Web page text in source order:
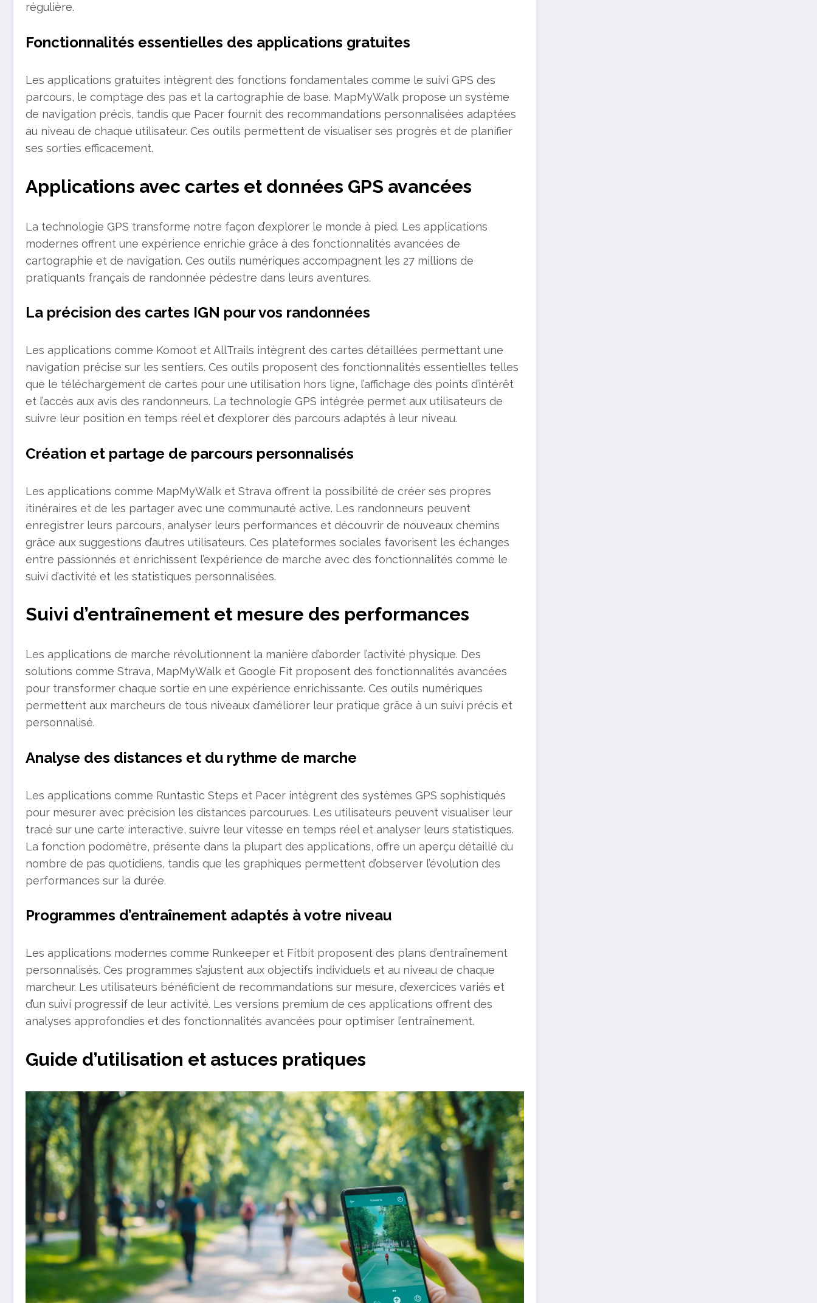
régulière.
Fonctionnalités essentielles des applications gratuites
Les applications gratuites intègrent des fonctions fondamentales comme le suivi GPS des
parcours, le comptage des pas et la cartographie de base. MapMyWalk propose un système
de navigation précis, tandis que Pacer fournit des recommandations personnalisées adaptées
au niveau de chaque utilisateur. Ces outils permettent de visualiser ses progrès et de planifier
ses sorties efficacement.
Applications avec cartes et données GPS avancées
La technologie GPS transforme notre façon d’explorer le monde à pied. Les applications
modernes offrent une expérience enrichie grâce à des fonctionnalités avancées de
cartographie et de navigation. Ces outils numériques accompagnent les 27 millions de
pratiquants français de randonnée pédestre dans leurs aventures.
La précision des cartes IGN pour vos randonnées
Les applications comme Komoot et AllTrails intègrent des cartes détaillées permettant une
navigation précise sur les sentiers. Ces outils proposent des fonctionnalités essentielles telles
que le téléchargement de cartes pour une utilisation hors ligne, l’affichage des points d’intérêt
et l’accès aux avis des randonneurs. La technologie GPS intégrée permet aux utilisateurs de
suivre leur position en temps réel et d’explorer des parcours adaptés à leur niveau.
Création et partage de parcours personnalisés
Les applications comme MapMyWalk et Strava offrent la possibilité de créer ses propres
itinéraires et de les partager avec une communauté active. Les randonneurs peuvent
enregistrer leurs parcours, analyser leurs performances et découvrir de nouveaux chemins
grâce aux suggestions d’autres utilisateurs. Ces plateformes sociales favorisent les échanges
entre passionnés et enrichissent l’expérience de marche avec des fonctionnalités comme le
suivi d’activité et les statistiques personnalisées.
Suivi d’entraînement et mesure des performances
Les applications de marche révolutionnent la manière d’aborder l’activité physique. Des
solutions comme Strava, MapMyWalk et Google Fit proposent des fonctionnalités avancées
pour transformer chaque sortie en une expérience enrichissante. Ces outils numériques
permettent aux marcheurs de tous niveaux d’améliorer leur pratique grâce à un suivi précis et
personnalisé.
Analyse des distances et du rythme de marche
Les applications comme Runtastic Steps et Pacer intègrent des systèmes GPS sophistiqués
pour mesurer avec précision les distances parcourues. Les utilisateurs peuvent visualiser leur
tracé sur une carte interactive, suivre leur vitesse en temps réel et analyser leurs statistiques.
La fonction podomètre, présente dans la plupart des applications, offre un aperçu détaillé du
nombre de pas quotidiens, tandis que les graphiques permettent d’observer l’évolution des
performances sur la durée.
Programmes d’entraînement adaptés à votre niveau
Les applications modernes comme Runkeeper et Fitbit proposent des plans d’entraînement
personnalisés. Ces programmes s’ajustent aux objectifs individuels et au niveau de chaque
marcheur. Les utilisateurs bénéficient de recommandations sur mesure, d’exercices variés et
d’un suivi progressif de leur activité. Les versions premium de ces applications offrent des
analyses approfondies et des fonctionnalités avancées pour optimiser l’entraînement.
Guide d’utilisation et astuces pratiques